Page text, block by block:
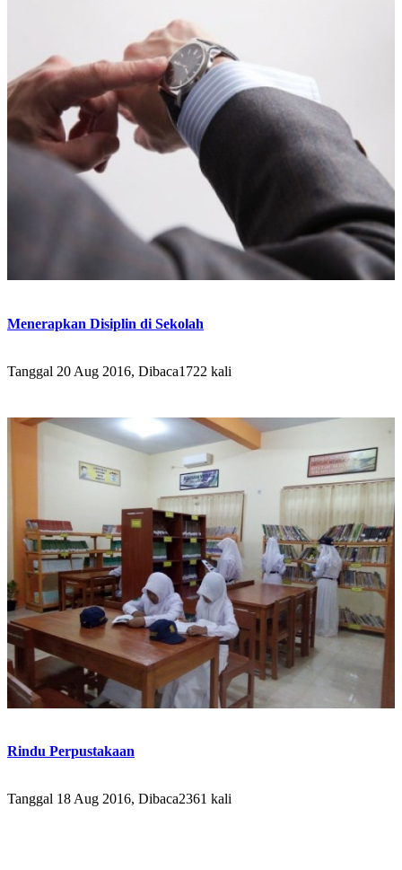
Menerapkan Disiplin di Sekolah
Tanggal 20 Aug 2016, Dibaca1722 kali
Rindu Perpustakaan
Tanggal 18 Aug 2016, Dibaca2361 kali